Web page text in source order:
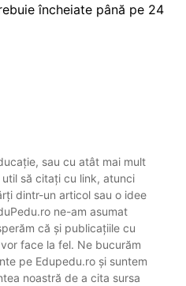
încheiate până pe 24
sau cu atât mai mult
să citați cu link, atunci
dintr-un articol sau o idee
ne-am asumat
că și publicațiile cu
face la fel. Ne bucurăm
pe Edupedu.ro și suntem
noastră de a cita sursa